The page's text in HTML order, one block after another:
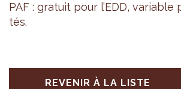
PAF : gra­tuit pour l’EDD,
tés.
REVENIR À LA LISTE